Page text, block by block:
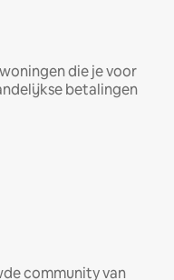
die je voor
betalingen
community van